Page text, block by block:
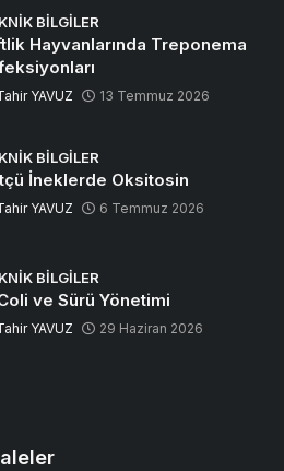
BILGILER
Hayvanlarında Treponema
YAVUZ 13 Temmuz 2026
BILGILER
İneklerde Oksitosin
YAVUZ 6 Temmuz 2026
BILGILER
ve Sürü Yönetimi
YAVUZ 29 Haziran 2026